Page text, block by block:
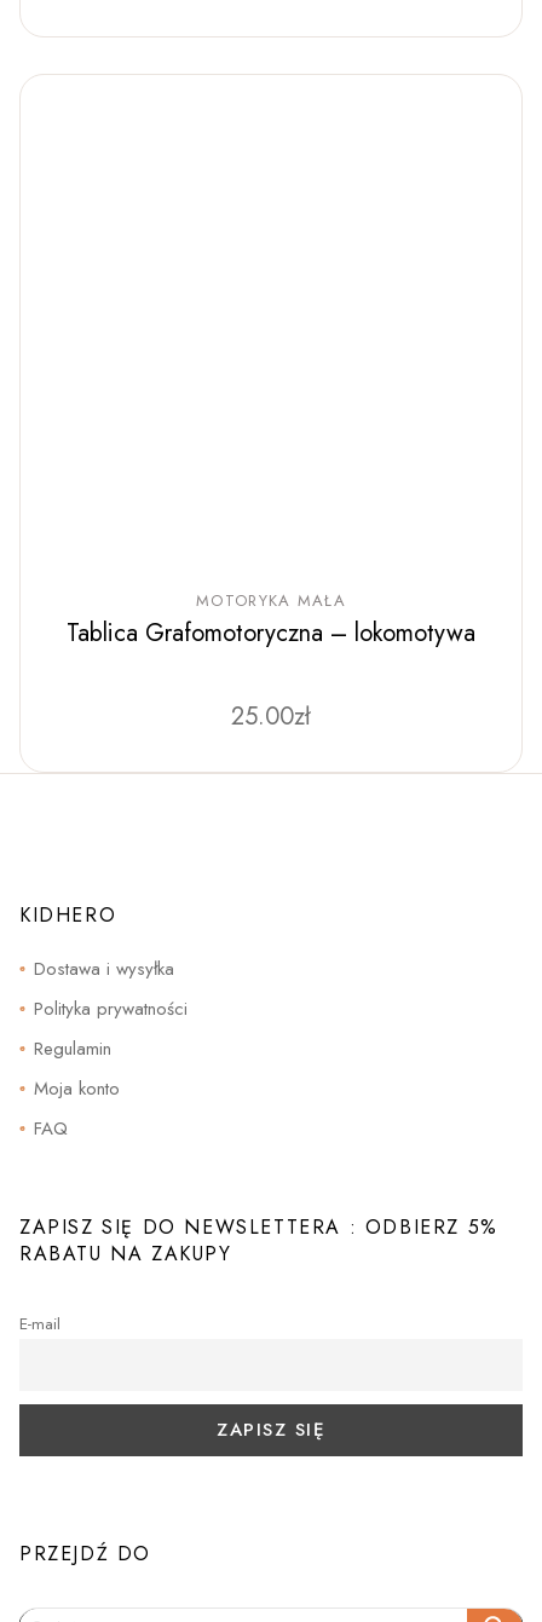
MOTORYKA MAŁA
Tablica Grafomotoryczna – lokomotywa
25.00zł
KIDHERO
Dostawa i wysyłka
Polityka prywatności
Regulamin
Moja konto
FAQ
ZAPISZ SIĘ DO NEWSLETTERA : ODBIERZ 5%
RABATU NA ZAKUPY
E-mail
PRZEJDŹ DO